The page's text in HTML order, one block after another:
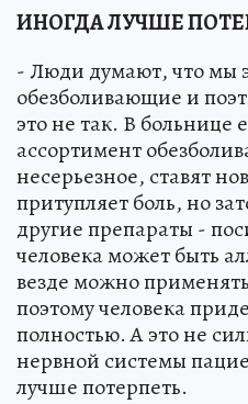
ИНОГДА ЛУЧШЕ
- Люди думают, что мы
обезболивающие и
это не так. В больнице
ассортимент
несерьезное, ставят
притупляет боль, но
другие препараты -
человека может быть
везде можно
поэтому человека
полностью. А это не
нервной системы
лучше потерпеть.